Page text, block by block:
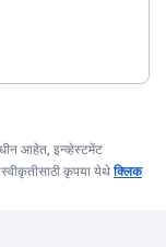
आहेत, इन्व्हेस्टमेंट
कृपया येथेक्लिक